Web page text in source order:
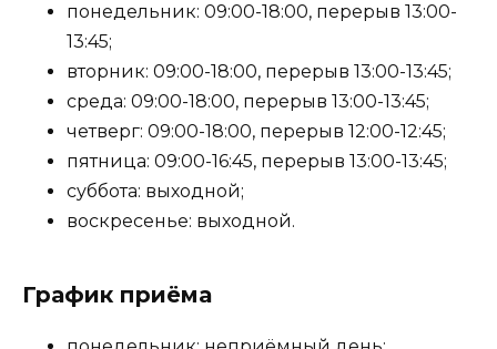
понедельник: 09:00-18:00, перерыв 13:00-
13:45;
вторник: 09:00-18:00, перерыв 13:00-13:45;
среда: 09:00-18:00, перерыв 13:00-13:45;
четверг: 09:00-18:00, перерыв 12:00-12:45;
пятница: 09:00-16:45, перерыв 13:00-13:45;
суббота: выходной;
воскресенье: выходной.
График приёма